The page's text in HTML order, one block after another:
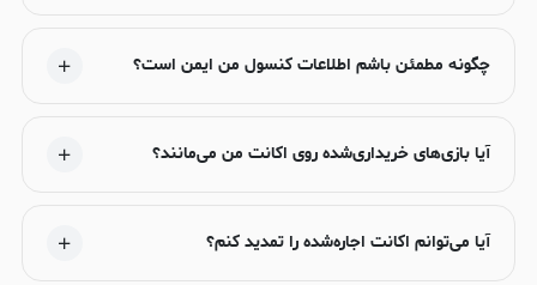
چگونه مطمئن باشم اطلاعات کنسول من ایمن است؟
آیا بازی‌های خریداری‌شده روی اکانت من می‌مانند؟
آیا می‌توانم اکانت اجاره‌شده را تمدید کنم؟